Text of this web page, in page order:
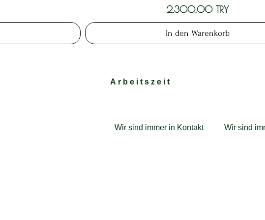
Preis
2.300,00 TRY
In den Warenkorb
Arbeitszeit
Wir sind immer in Kontakt Wir sind